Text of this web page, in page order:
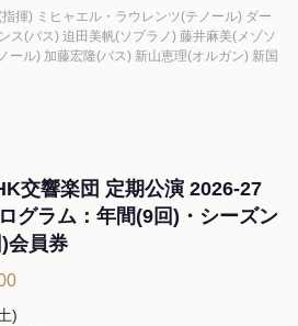
揮) ミヒャエル・ラウレンツ(テノール) ダー
ス(バス) 迫田美帆(ソプラノ) 藤井麻美(メゾソ
ール) 加藤宏隆(バス) 新山恵理(オルガン) 新国
交響楽団 定期公演 2026-27
グラム：年間(9回)・シーズン
会員券
)